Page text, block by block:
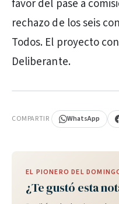
favor del pase a
rechazo de los seis
Todos. El proyecto
Deliberante.
COMPARTIR WhatsApp
EL PIONERO DEL
¿Te gustó esta